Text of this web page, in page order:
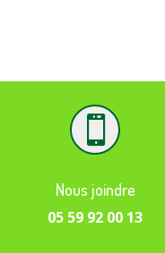

Nous joindre
05 59 92 00 13